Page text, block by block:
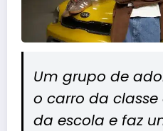
Um grupo de
o carro da
da escola e faz